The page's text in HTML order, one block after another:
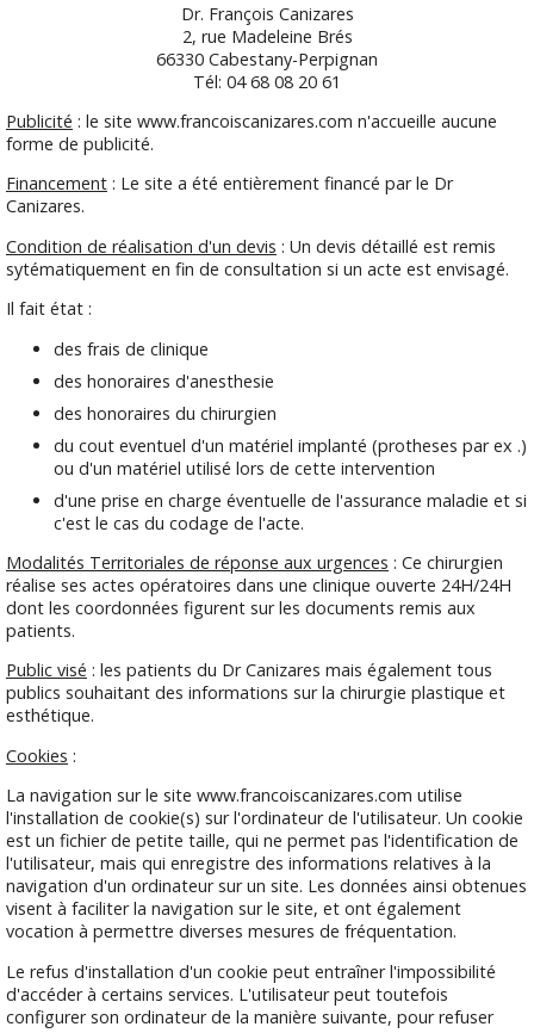
Dr. François Canizares
2, rue Madeleine Brés
66330 Cabestany-Perpignan
Tél: 04 68 08 20 61
Publicité : le site www.francoiscanizares.com n'accueille aucune
forme de publicité.
Financement : Le site a été entièrement financé par le Dr
Canizares.
Condition de réalisation d'un devis : Un devis détaillé est remis
sytématiquement en fin de consultation si un acte est envisagé.
Il fait état :
des frais de clinique
des honoraires d'anesthesie
des honoraires du chirurgien
du cout eventuel d'un matériel implanté (protheses par ex .)
ou d'un matériel utilisé lors de cette intervention
d'une prise en charge éventuelle de l'assurance maladie et si
c'est le cas du codage de l'acte.
Modalités Territoriales de réponse aux urgences : Ce chirurgien
réalise ses actes opératoires dans une clinique ouverte 24H/24H
dont les coordonnées figurent sur les documents remis aux
patients.
Public visé : les patients du Dr Canizares mais également tous
publics souhaitant des informations sur la chirurgie plastique et
esthétique.
Cookies :
La navigation sur le site www.francoiscanizares.com utilise
l'installation de cookie(s) sur l'ordinateur de l'utilisateur. Un cookie
est un fichier de petite taille, qui ne permet pas l'identification de
l'utilisateur, mais qui enregistre des informations relatives à la
navigation d'un ordinateur sur un site. Les données ainsi obtenues
visent à faciliter la navigation sur le site, et ont également
vocation à permettre diverses mesures de fréquentation.
Le refus d'installation d'un cookie peut entraîner l'impossibilité
d'accéder à certains services. L'utilisateur peut toutefois
configurer son ordinateur de la manière suivante, pour refuser